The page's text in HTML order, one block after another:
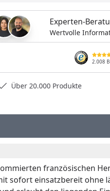
Experten-
Wertvolle
2.008
Über 20.000 Produkte
französischen
sofort einsatzbereit ohne